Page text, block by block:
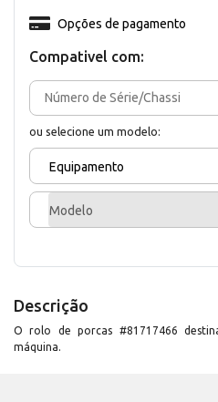
Compativel com:
ou selecione um modelo:
Equipamento
Modelo
Opções de pagamento
Descrição
O rolo de porcas #81717466
máquina.